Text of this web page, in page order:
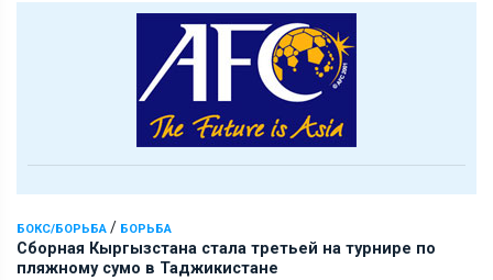
БОКС/БОРЬБА / БОРЬБА
Сборная Кыргызстана стала третьей на турнире по
пляжному сумо в Таджикистане